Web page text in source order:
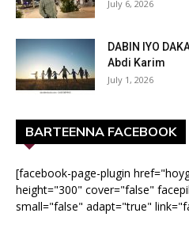
July 6, 2026
DABIN IYO
Abdi Karim
July 1, 2026
BARTEENNA FACEBOOK
[facebook-page-plugin
height="300" cover="false"
small="false" adapt="true"